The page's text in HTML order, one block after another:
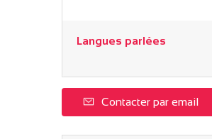
Langues parlées
Contacter par email